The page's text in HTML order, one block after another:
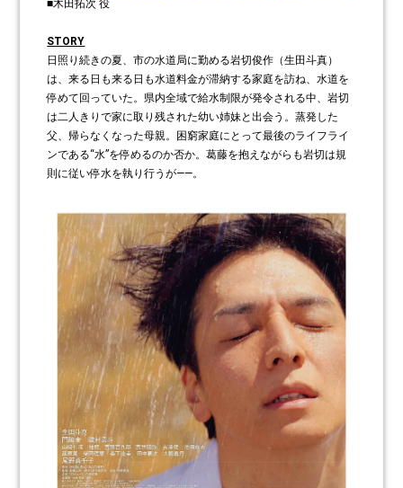
■木田拓次 役
STORY
日照り続きの夏、市の水道局に勤める岩切俊作（生田斗真）
は、来る日も来る日も水道料金が滞納する家庭を訪ね、水道を
停めて回っていた。県内全域で給水制限が発令される中、岩切
は二人きりで家に取り残された幼い姉妹と出会う。蒸発した
父、帰らなくなった母親。困窮家庭にとって最後のライフライ
ンである“水”を停めるのか否か。葛藤を抱えながらも岩切は規
則に従い停水を執り行うが――。